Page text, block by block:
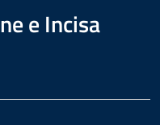
e Incisa